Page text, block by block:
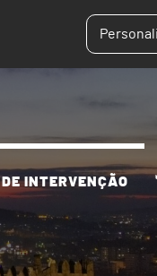
INTERVENÇÃO